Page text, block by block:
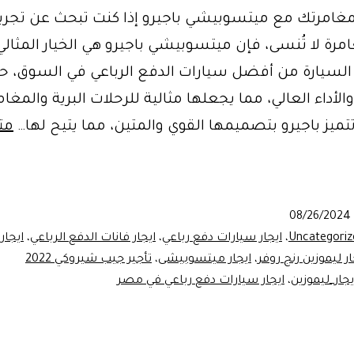
مع ميتسوبيشي باجيرو إذا كنت تبحث عن
لا تُنسى، فإن ميتسوبيشي باجيرو هي الخيار
السيارة من أفضل سيارات الدفع الرباعي في
العالي، مما يجعلها مثالية للرحلات البرية
باجيرو بتصميمها القوي والمتين، مما يتيح لها…
08/26/2024
، ايجار سيارات دفع رباعي، ايجار فانات الدفع الرباعي،
ليموزين رنج روفر، ايجار ميتسوبيشى، تأجير جيب شيروكي 2022
، ايجار سيارات دفع رباعي في مصر